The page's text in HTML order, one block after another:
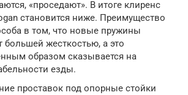
«проседают». В итоге клиренс
становится ниже. Преимущество
в том, что новые пружины
большей жесткостью, а это
образом сказывается на
езды.
проставок под опорные стойки